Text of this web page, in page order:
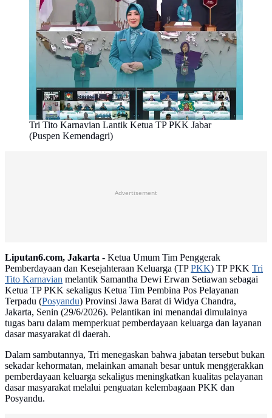
Tri Tito Karnavian Lantik Ketua TP PKK Jabar
(Puspen Kemendagri)
Advertisement
Liputan6.com, Jakarta - Ketua Umum Tim Penggerak
Pemberdayaan dan Kesejahteraan Keluarga (TPPKK) TP PKK Tri
Tito Karnavian melantik Samantha Dewi Erwan Setiawan sebagai
Ketua TP PKK sekaligus Ketua Tim Pembina Pos Pelayanan
Terpadu (Posyandu) Provinsi Jawa Barat di Widya Chandra,
Jakarta, Senin (29/6/2026). Pelantikan ini menandai dimulainya
tugas baru dalam memperkuat pemberdayaan keluarga dan layanan
dasar masyarakat di daerah.
Dalam sambutannya, Tri menegaskan bahwa jabatan tersebut bukan
sekadar kehormatan, melainkan amanah besar untuk menggerakkan
pemberdayaan keluarga sekaligus meningkatkan kualitas pelayanan
dasar masyarakat melalui penguatan kelembagaan PKK dan
Posyandu.